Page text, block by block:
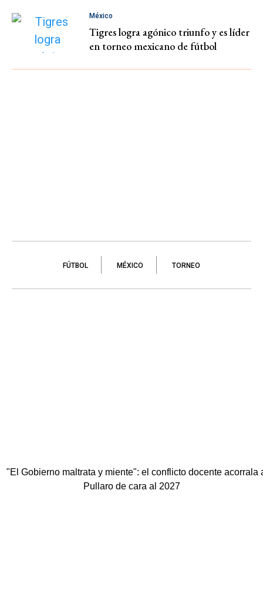
México
Tigres logra agónico triunfo y es líder
en torneo mexicano de fútbol
FÚTBOL MÉXICO TORNEO